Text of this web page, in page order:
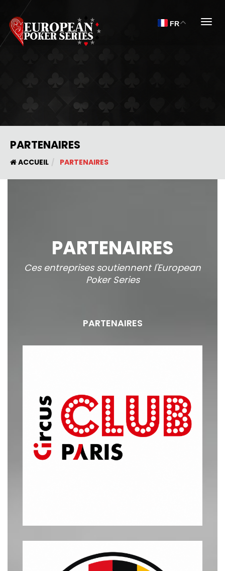
FR
PARTENAIRES
ACCUEIL PARTENAIRES
PARTENAIRES
Ces entreprises soutiennent l'European
Poker Series
PARTENAIRES